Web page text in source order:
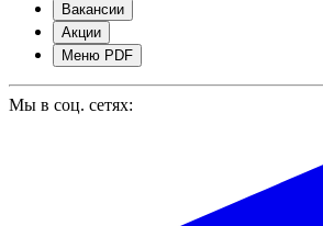
Вакансии
Акции
Меню PDF
Мы в соц. сетях: